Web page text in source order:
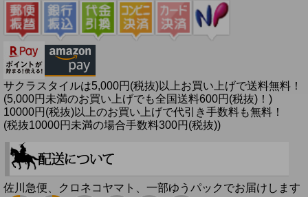
サクラスタイルは5,000円(税抜)以上お買い上げで送料無料！
(5,000円未満のお買い上げでも全国送料600円(税抜)！)
10000円(税抜)以上のお買い上げで代引き手数料も無料！
(税抜10000円未満の場合手数料300円(税抜))
佐川急便、クロネコヤマト、一部ゆうパックでお届けします